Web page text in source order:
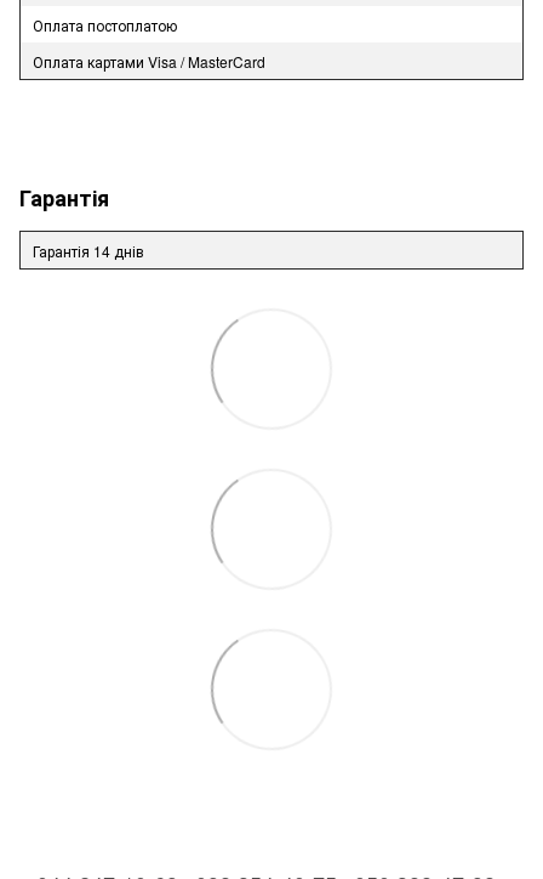
Оплата постоплатою
Оплата картами Visa / MasterCard
Гарантія
Гарантія 14 днів